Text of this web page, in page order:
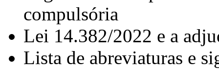
compulsória
Lei 14.382/2022 e a
Lista de abreviaturas e